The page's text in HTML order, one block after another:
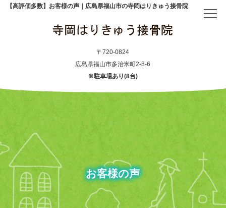
【高評価多数】お客様の声｜広島県福山市の寺岡はりきゅう接骨院
〒720-0824
広島県福山市多治米町2-8-6
※駐車場あり(8台)
当院について
初めての方へ
アクセス
メニュー・料金表
産後骨盤矯正
お客様の声